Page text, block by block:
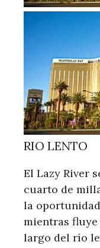
RIO LENTO
El Lazy River
cuarto de
la
mientras fluye
largo del río